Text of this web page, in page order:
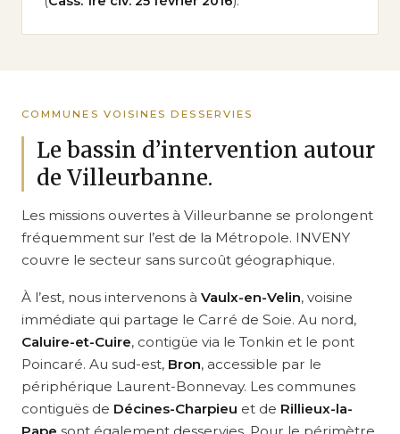
COMMUNES VOISINES DESSERVIES
Le bassin d’intervention autour
de Villeurbanne.
Les missions ouvertes à Villeurbanne se prolongent
fréquemment sur l’est de la Métropole. INVENY
couvre le secteur sans surcoût géographique.
À l’est, nous intervenons à Vaulx-en-Velin, voisine
immédiate qui partage le Carré de Soie. Au nord,
Caluire-et-Cuire, contigüe via le Tonkin et le pont
Poincaré. Au sud-est, Bron, accessible par le
périphérique Laurent-Bonnevay. Les communes
contiguës de Décines-Charpieu et de Rillieux-la-